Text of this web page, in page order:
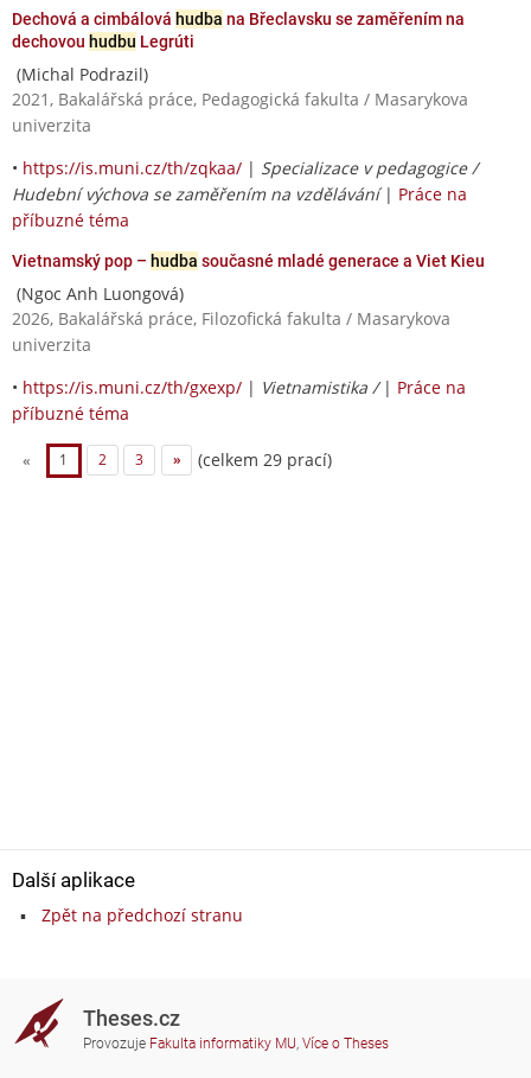
Dechová a cimbálová hudba na Břeclavsku se zaměřením na
dechovou hudbu Legrúti
(Michal Podrazil)
2021, Bakalářská práce, Pedagogická fakulta / Masarykova
univerzita
• https://is.muni.cz/th/zqkaa/ | Specializace v pedagogice /
Hudební výchova se zaměřením na vzdělávání| Práce na
příbuzné téma
Vietnamský pop – hudba současné mladé generace a Viet Kieu
(Ngoc Anh Luongová)
2026, Bakalářská práce, Filozofická fakulta / Masarykova
univerzita
• https://is.muni.cz/th/gxexp/ | Vietnamistika / | Práce na
příbuzné téma
« 1 2 3 » (celkem 29 prací)
Další aplikace
Zpět na předchozí stranu
Theses.cz
Provozuje Fakulta informatiky MU, Více o Theses